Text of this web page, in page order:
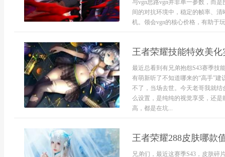
与vgn思路vgn并非单一参数，而
间的对抗环境中，稳定的帧率、
机。领会vgn的核心价格，有助于
王者荣耀技能特效美
最近总看到有兄弟抱怨S43赛季技
有萌新听了不知道哪来的“高手”
不了，当场去世。今天老哥我就
么设置，是纯纯的视觉享受，还
高，都是在坑...
王者荣耀288皮肤哪款
兄弟们，最近这赛季S43，皮肤碎